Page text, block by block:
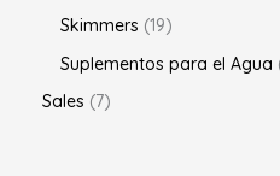
Skimmers 19
Suplementos para el Agua
Sales
7